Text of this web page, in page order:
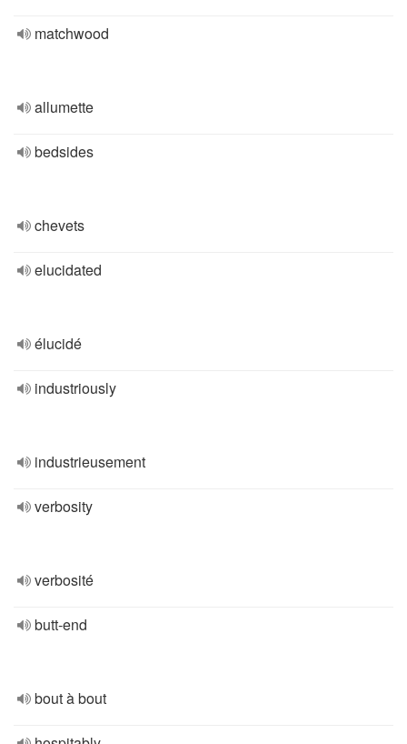
matchwood
allumette
bedsides
chevets
elucidated
élucidé
industriously
industrieusement
verbosity
verbosité
butt-end
bout à bout